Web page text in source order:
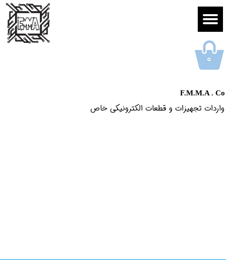
F.M.M.A . Co
واردات تجهیزات و قطعات الکترونیکى خاص​​​​​​​
۰